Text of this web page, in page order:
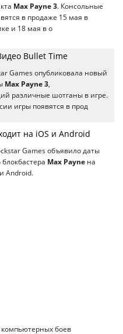
Max Payne 3. Консольные
в продаже 15 мая в
и 18 мая в о
Bullet Time
Games опубликовала новый
Max Payne 3,
различные шотганы в игре.
игры появятся в прод
на iOS и Android
Games объявило даты
Max Payne на
Android.
боев